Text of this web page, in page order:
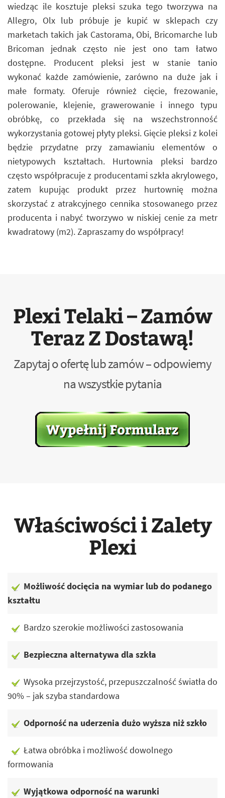
wiedząc ile kosztuje pleksi szuka tego tworzywa na
Allegro, Olx lub próbuje je kupić w sklepach czy
marketach takich jak Castorama, Obi, Bricomarche lub
Bricoman jednak często nie jest ono tam łatwo
dostępne. Producent pleksi jest w stanie tanio
wykonać każde zamówienie, zarówno na duże jak i
małe formaty. Oferuje również cięcie, frezowanie,
polerowanie, klejenie, grawerowanie i innego typu
obróbkę, co przekłada się na wszechstronność
wykorzystania gotowej płyty pleksi. Gięcie pleksi z kolei
będzie przydatne przy zamawianiu elementów o
nietypowych kształtach. Hurtownia pleksi bardzo
często współpracuje z producentami szkła akrylowego,
zatem kupując produkt przez hurtownię można
skorzystać z atrakcyjnego cennika stosowanego przez
producenta i nabyć tworzywo w niskiej cenie za metr
kwadratowy (m2). Zapraszamy do współpracy!
Plexi Telaki – Zamów
Teraz Z Dostawą!
Zapytaj o ofertę lub zamów – odpowiemy
na wszystkie pytania
Właściwości i Zalety
Plexi
Możliwość docięcia na wymiar lub do podanego
kształtu
Bardzo szerokie możliwości zastosowania
Bezpieczna alternatywa dla szkła
Wysoka przejrzystość, przepuszczalność światła do
90% – jak szyba standardowa
Odporność na uderzenia dużo wyższa niż szkło
Łatwa obróbka i możliwość dowolnego
formowania
Wyjątkowa odporność na warunki